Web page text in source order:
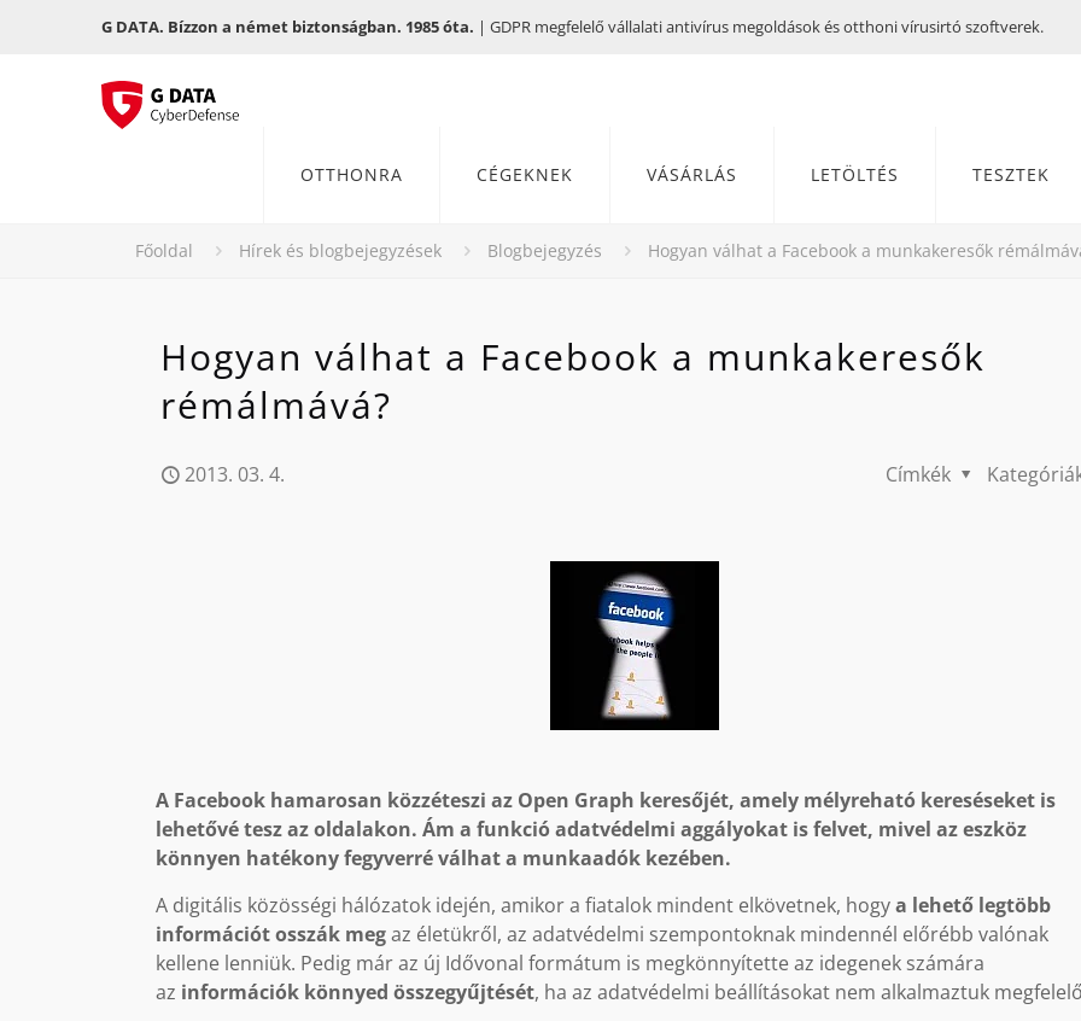
G DATA. Bízzon a német biztonságban. 1985 óta. | GDPR megfelelő vállalati antivírus megoldások és otthoni vírusirtó szoftverek.
OTTHONRA CÉGEKNEK VÁSÁRLÁS LETÖLTÉS TESZTEK
Főoldal Hírek és blogbejegyzések Blogbejegyzés Hogyan válhat a Facebook a munkakeresők
Hogyan válhat a Facebook a munkakeresők
rémálmává?
2013. 03. 4. Címkék
A Facebook hamarosan közzéteszi az Open Graph keresőjét, amely mélyreható kereséseket is
lehetővé tesz az oldalakon. Ám a funkció adatvédelmi aggályokat is felvet, mivel az eszköz
könnyen hatékony fegyverré válhat a munkaadók kezében.
A digitális közösségi hálózatok idején, amikor a fiatalok mindent elkövetnek, hogya lehető legtöbb
információt osszák megaz életükről, az adatvédelmi szempontoknak mindennél előrébb valónak
kellene lenniük. Pedig már az új Idővonal formátum is megkönnyítette az idegenek számára
az információk könnyed összegyűjtését, ha az adatvédelmi beállításokat nem alkalmaztuk